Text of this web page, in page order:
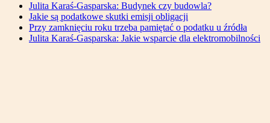
Julita Karaś-Gasparska: Budynek czy budowla?
Jakie są podatkowe skutki emisji obligacji
Przy zamknięciu roku trzeba pamiętać o podatku u źródła
Julita Karaś-Gasparska: Jakie wsparcie dla elektromobilności